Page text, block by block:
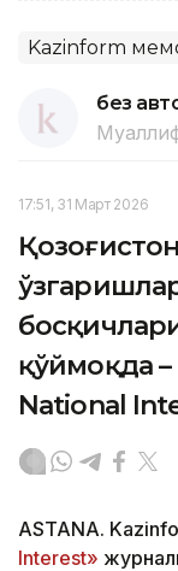
Kazinform
без
17:51, 31 Март 2026
қўймоқда
National
ASTANA.
Interest»